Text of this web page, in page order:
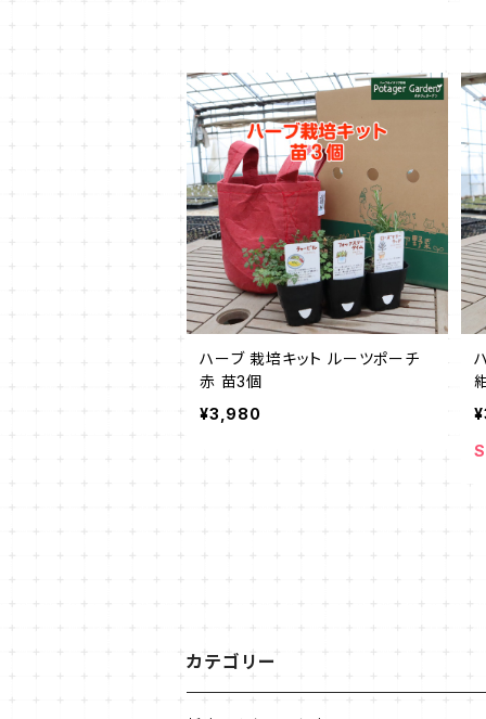
ハーブ 栽培キット ルーツポーチ
赤 苗3個
¥3,980
カテゴリー